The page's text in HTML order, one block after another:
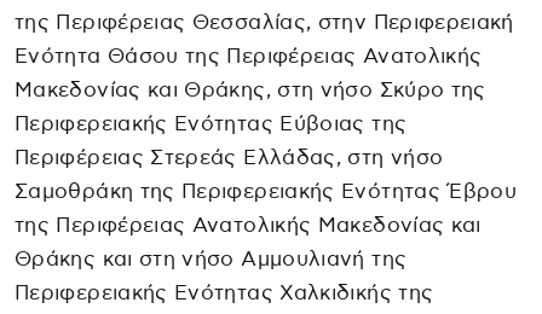
της Περιφέρειας Θεσσαλίας, στην Περιφερειακή
Ενότητα Θάσου της Περιφέρειας Ανατολικής
Μακεδονίας και Θράκης, στη νήσο Σκύρο της
Περιφερειακής Ενότητας Εύβοιας της
Περιφέρειας Στερεάς Ελλάδας, στη νήσο
Σαμοθράκη της Περιφερειακής Ενότητας Έβρου
της Περιφέρειας Ανατολικής Μακεδονίας και
Θράκης και στη νήσο Αμμουλιανή της
Περιφερειακής Ενότητας Χαλκιδικής της